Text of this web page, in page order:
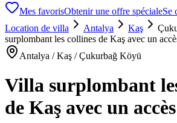
Mes favorisObtenir une offre spécialeSe
Location de villa
Antalya Kaş
surplombant les collines de Kaş avec un
Antalya / Kaş / Çukurbağ Köyü
Villa surplombant
de Kaş avec un